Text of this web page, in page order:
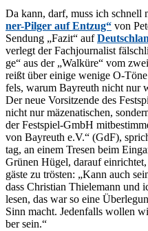
Da kann, darf, muss ich schnell
ner-Pil­ger auf Ent­zug“ von
Sen­dung „Fa­zit“ auf
ver­legt der Fach­jour­na­list
ge“ aus der „Wal­kü­re“ vom
reißt über ei­ni­ge we­ni­ge O-
fels, war­um Bay­reuth nicht nur
Der neue Vor­sit­zen­de des
nicht nur mä­ze­na­ti­schen,
der Fest­spiel-GmbH
von Bay­reuth e.V.“ (GdF),
tag, an ei­nem Tre­sen beim
Grü­nen Hü­gel, dar­auf
gäs­te zu trös­ten: „Kann auch
dass Chris­ti­an Thie­le­mann
le­sen, das war so eine
Sinn macht. Je­den­falls wol­len
ber sein.“